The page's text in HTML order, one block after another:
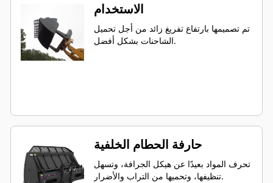
الاستخدام
تم تصميمها بارتفاع تفريغ زائد من أجل تحميل
الشاحنات بشكل أفضل.
حارفة الحطام الخلفية
تحرف المواد بعيدًا عن هيكل الجرافة، وتسهل
تنظيفها، وتحميها من التراب والأضرار.